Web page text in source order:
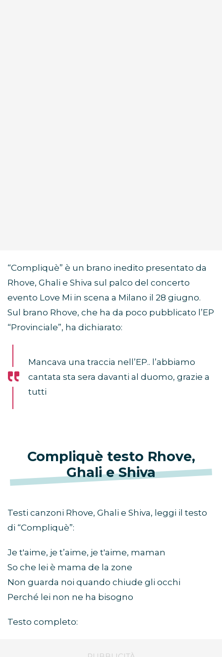
“Compliquè” è un brano inedito presentato da
Rhove, Ghali e Shiva sul palco del concerto
evento Love Mi in scena a Milano il 28 giugno.
Sul brano Rhove, che ha da poco pubblicato l’EP
“Provinciale”, ha dichiarato:
Mancava una traccia nell’EP.. l’abbiamo
cantata sta sera davanti al duomo, grazie a
tutti
Compliquè testo Rhove,
Ghali e Shiva
Testi canzoni Rhove, Ghali e Shiva, leggi il testo
di “Compliquè”:
Je t′aime, je t’aime, je t′aime, maman
So che lei è mama de la zone
Non guarda noi quando chiude gli occhi
Perché lei non ne ha bisogno
Testo completo: